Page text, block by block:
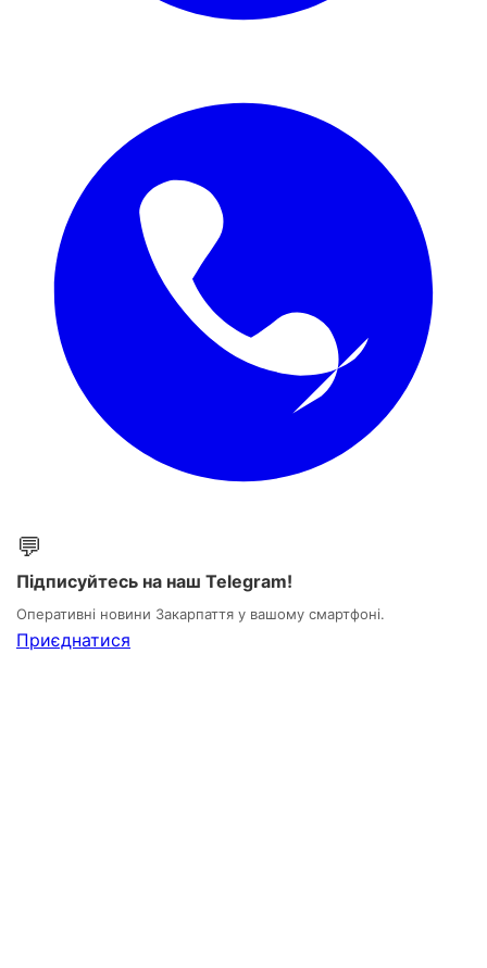
💬
Підписуйтесь на наш Telegram!
Оперативні новини Закарпаття у вашому смартфоні.
Приєднатися